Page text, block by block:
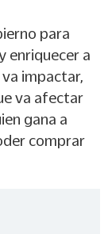
para
enriquecer a
impactar,
va afectar
gana a
comprar